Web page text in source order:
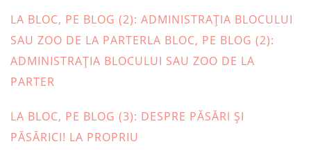
LA BLOC, PE BLOG (2): ADMINISTRAŢIA BLOCULUI
SAU ZOO DE LA PARTERLA BLOC, PE BLOG (2):
ADMINISTRAŢIA BLOCULUI SAU ZOO DE LA
PARTER
LA BLOC, PE BLOG (3): DESPRE PĂSĂRI ȘI
PĂSĂRICI! LA PROPRIU